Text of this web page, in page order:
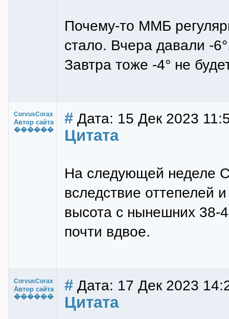
Почему-то ММБ
стало. Вчера давали -
Завтра тоже -4° не
CorvusCorax
Автор сайта
������
# Дата: 15 Дек 2023
Цитата
На следующей неделе
вследствие оттепелей
высота с нынешних 38-
почти вдвое.
CorvusCorax
Автор сайта
������
# Дата: 17 Дек 2023
Цитата